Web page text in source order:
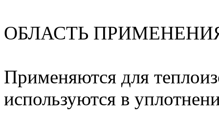
ОБЛАСТЬ
Применяются для
используются в